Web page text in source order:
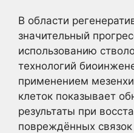
В области
значительный
использованию
технологий
применением
клеток показывает
результаты при
повреждённых